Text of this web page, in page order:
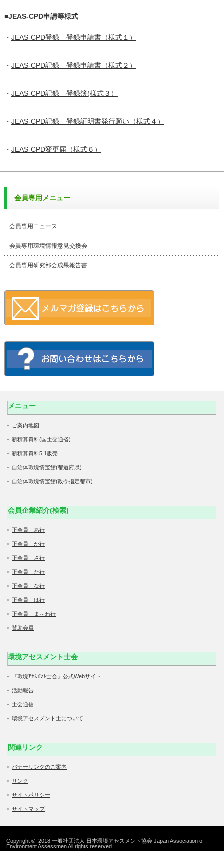
■JEAS-CPD申請等様式
・ JEAS-CPD登録 登録申請書（様式１）
・ JEAS-CPD記録 登録申請書（様式２）
・ JEAS-CPD記録 登録簿(様式３）
・ JEAS-CPD記録 登録証明書発行願い（様式４）
・ JEAS-CPD変更届（様式６）
会員専用メニュー
会員専用ニュース
会員専用環境情報意見交換会
会員専用研究部会成果報告書
メニュー
ご案内地図
新積算資料(国土交通省)
新積算資料5.1販売
自治体環境情宝館(都道府県)
自治体環境情宝館(政令指定都市)
会員企業紹介(検索)
正会員 あ行
正会員 か行
正会員 さ行
正会員 た行
正会員 な行
正会員 は行
正会員 ま～わ行
賛助会員
環境アセスメント士会
『環境ｱｾｽﾒﾝﾄ士会』公式Webサイト
活動報告
士会通信
環境アセスメント士について
関連リンク
バナーリンクのご案内
リンク
サイトポリシー
サイトマップ
Copyright © 2018 一般社団法人 日本環境アセスメント協会 Japan Association of
Environment Assessmen All rights reserved.